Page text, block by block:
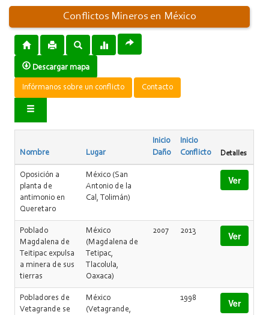
Conflictos Mineros en México
Descargar mapa
Infórmanos sobre un conflicto Contacto
Nombre Lugar
Inicio
Daño
Inicio
Conflicto
Detalles
Oposición a
planta de
antimonio en
Queretaro
México (San
Antonio de la
Cal, Tolimán)
Ver
Poblado
Magdalena de
Teitipac expulsa
a minera de sus
tierras
México
(Magdalena de
Tetipac,
Tlacolula,
Oaxaca)
2007 2013 Ver
Pobladores de
Vetagrande se
México
(Vetagrande,
1998 Ver